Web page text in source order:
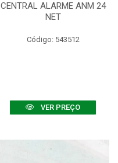
CENTRAL ALARME ANM 24
NET
Código: 543512
VER PREÇO